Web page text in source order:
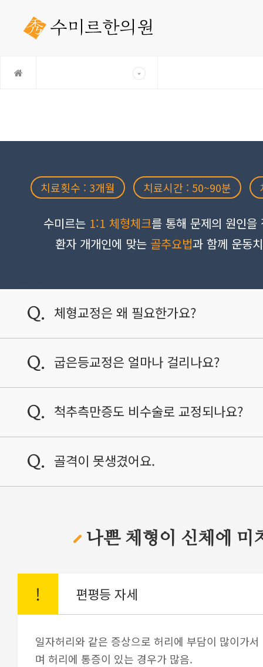
치료횟수 : 3개월 치료시간 : 50~90분
수미르는 1:1 체형체크를 통해 문제의 원인
환자 개개인에 맞는 골추요법과 함께 운동
Q. 체형교정은 왜 필요한가요?
Q. 굽은등교정은 얼마나 걸리나요?
Q. 척추측만증도 비수술로 교정되나요?
Q. 골격이 못생겼어요.
나쁜 체형이 신체에 미
! 편평등 자세
일자허리와 같은 증상으로 허리에 부담이 많이가
며 허리에 통증이 있는 경우가 많음.